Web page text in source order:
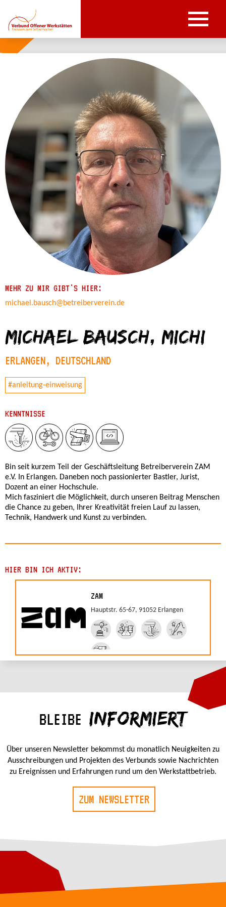
MEHR ZU MIR GIBT'S HIER:
michael.bausch@betreiberverein.de
Michael Bausch, michi
ERLANGEN, DEUTSCHLAND
#anleitung-einweisung
KENNTNISSE
Bin seit kurzem Teil der Geschäftsleitung Betreiberverein ZAM
e.V. In Erlangen. Daneben noch passionierter Bastler, Jurist,
Dozent an einer Hochschule.
Mich fasziniert die Möglichkeit, durch unseren Beitrag Menschen
die Chance zu geben, Ihrer Kreativität freien Lauf zu lassen,
Technik, Handwerk und Kunst zu verbinden.
HIER BIN ICH AKTIV:
ZAM
Hauptstr. 65-67, 91052 Erlangen
BLEIBE INFORMIERT
Über unseren Newsletter bekommst du monatlich Neuigkeiten zu
Ausschreibungen und Projekten des Verbunds sowie Nachrichten
zu Ereignissen und Erfahrungen rund um den Werkstattbetrieb.
ZUM NEWSLETTER